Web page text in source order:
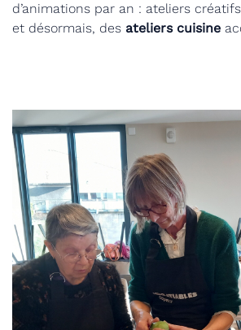
d’animations par an : ateliers
et désormais, des ateliers cuisine